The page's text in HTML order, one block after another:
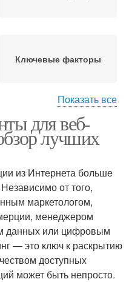
Ключевые факторы
Ключевые метрики
Показать все
для веб-
лучших
из Интернета больше
от того,
маркетологом,
менеджером
данных или цифровым
— это ключ к раскрытию
доступных
может быть непросто.